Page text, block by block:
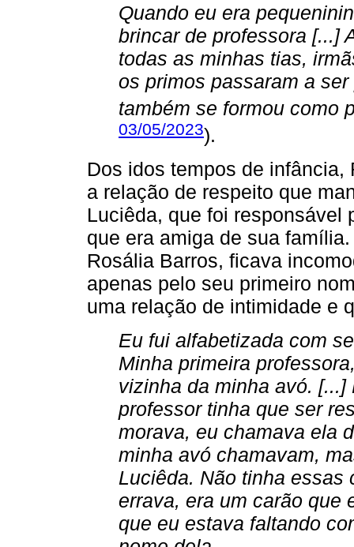
Quando eu era
brincar de professora [...]
todas as minhas tias,
os primos passaram a
também se formou como
03/05/2023).
Dos idos tempos de
a relação de respeito que
Luciêda, que foi responsável
que era amiga de sua
Rosália Barros, ficava
apenas pelo seu primeiro
uma relação de intimidade e
Eu fui alfabetizada com
Minha primeira
vizinha da minha avó.
professor tinha que ser
morava, eu chamava ela
minha avó chamavam,
Luciêda. Não tinha essas
errava, era um carão que
que eu estava faltando